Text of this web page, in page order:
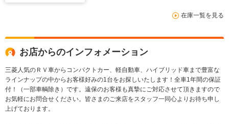
プッシュスタート ア
在庫一覧を見る
お店からのインフォメーション
三菱人気のＲＶ車からコンパクトカー、軽自動車、ハイブリッド車まで豊富な
ラインナップの中からお客様好みの1台をお探しいたします！全車1年間の保証
付！（一部車輌除き）です。遠保のお客様も真摯にご対応させて頂きますので
お気軽にお問合せください。皆さまのご来店をスタッフ一同心よりお待ち申し
上げております。